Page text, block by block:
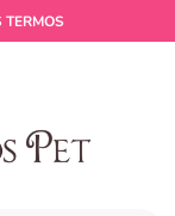
TERMOS